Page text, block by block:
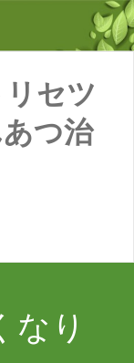
セツ
つ治
なり